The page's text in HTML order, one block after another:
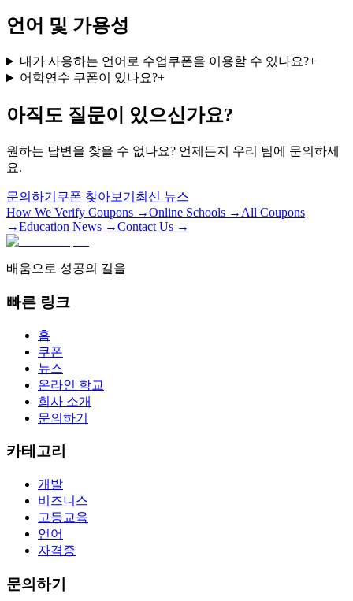
언어 및 가용성
내가 사용하는 언어로 수업쿠폰을 이용할 수 있나요?+
어학연수 쿠폰이 있나요?+
아직도 질문이 있으신가요?
원하는 답변을 찾을 수 없나요? 언제든지 우리 팀에 문의하세
요.
문의하기 쿠폰 찾아보기 최신 뉴스
How We Verify Coupons →Online Schools → All Coupons
→Education News →Contact Us →
배움으로 성공의 길을
빠른 링크
홈
쿠폰
뉴스
온라인 학교
회사 소개
문의하기
카테고리
개발
비즈니스
고등교육
언어
자격증
문의하기